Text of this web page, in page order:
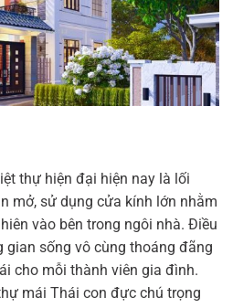
thự hiện đại hiện nay là lối
mở, sử dụng cửa kính lớn nhằm
vào bên trong ngôi nhà. Điều
gian sống vô cùng thoáng đãng
cho mỗi thành viên gia đình.
mái Thái con đực chú trọng